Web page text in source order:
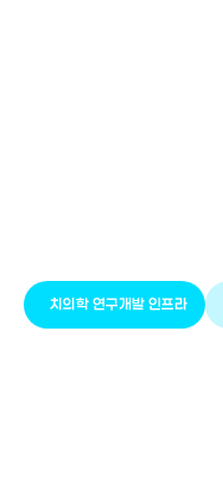
치의학 연구개발 인프라